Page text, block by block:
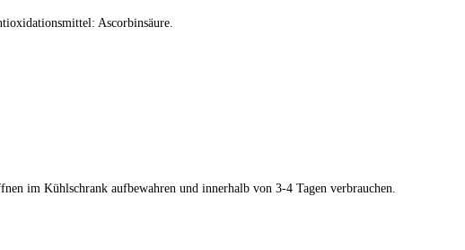
Ascorbinsäure.
im Kühlschrank aufbewahren und innerhalb von 3-4 Tagen verbrauchen.